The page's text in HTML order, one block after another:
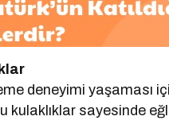
deneyimi yaşaması
kulaklıklar sayesinde